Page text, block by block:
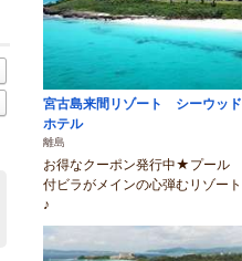
宮古島来間リゾート シーウッド
ホテル
離島
お得なクーポン発行中★プール
付ビラがメインの心弾むリゾート
♪